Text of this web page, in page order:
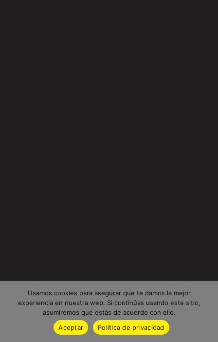
Usamos cookies para asegurar que te damos la mejor
experiencia en nuestra web. Si continúas usando este sitio,
asumiremos que estás de acuerdo con ello.
Aceptar
Política de privacidad